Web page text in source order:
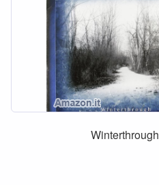
Winterthrough